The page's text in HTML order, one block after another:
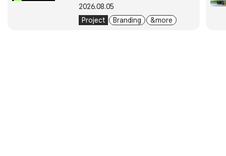
Project Branding & more
2026.08.05